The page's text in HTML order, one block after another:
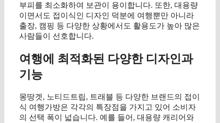
부피를 최소화하여 보관이 용이합니다. 또한, 대용량
이면서도 접이식인 디자인 덕분에 여행뿐만 아니라
출장, 캠핑 등 다양한 상황에서도 활용도가 높아 많은
사람들이 선호합니다.
여행에 최적화된 다양한 디자인과
기능
몽땅겟, 노티드트립, 트래블 등 다양한 브랜드의 접이
식 여행가방은 각각의 특장점을 가지고 있어 소비자
의 선택 폭이 넓습니다. 예를 들어, 대용량 캐리어와